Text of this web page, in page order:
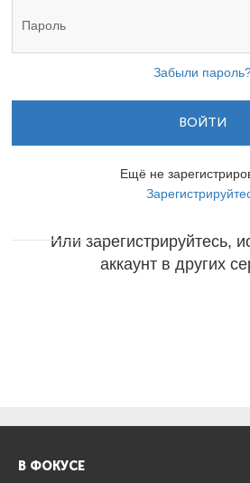
Забыли
ВОЙТИ
Ещё не
Или зарегистрируйтесь,
аккаунт в других
В ФОКУСЕ